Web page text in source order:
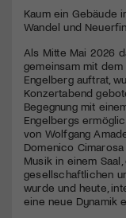
seconds
Kaum ein Gebäude
Wandel und
Als Mitte Mai 2026
gemeinsam mit dem
Engelberg auftrat,
Konzertabend
Begegnung mit
Engelbergs
von Wolfgang
Domenico
Musik in einem
gesellschaftlichen
wurde und heute,
eine neue Dynamik
Jetzt Mitglied